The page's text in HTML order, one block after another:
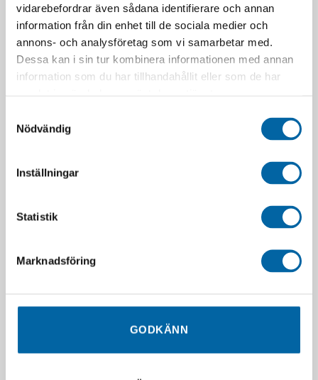
vidarebefordrar även sådana identifierare och annan
information från din enhet till de sociala medier och
annons- och analysföretag som vi samarbetar med.
Dessa kan i sin tur kombinera informationen med annan
information som du har tillhandahållit eller som de har
Nödvändig
Inställningar
Statistik
Marknadsföring
GODKÄNN
RELATERADE PRODUKTER